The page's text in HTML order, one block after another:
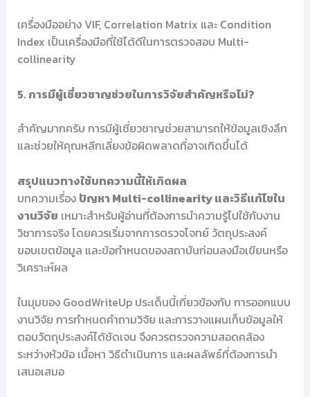
เครื่องมืออย่าง VIF, Correlation Matrix และ Condition
Index เป็นเครื่องมือที่ใช้ได้ดีในการตรวจสอบ Multi-
collinearity
5. การมีผู้เชี่ยวชาญช่วยในการวิจัยสำคัญหรือไม่?
สำคัญมากครับ การมีผู้เชี่ยวชาญช่วยสามารถให้ข้อมูลเชิงลึก
และช่วยให้คุณหลีกเลี่ยงข้อผิดพลาดที่อาจเกิดขึ้นได้
สรุปแนวทางใช้บทความนี้ให้เกิดผล
บทความเรื่อง ปัญหา Multi-collinearity และวิธีแก้ไขใน
งานวิจัย เหมาะสำหรับผู้อ่านที่ต้องการนำความรู้ไปใช้กับงาน
วิชาการจริง โดยควรเริ่มจากการตรวจโจทย์ วัตถุประสงค์
ขอบเขตข้อมูล และข้อกำหนดของสถาบันก่อนลงมือเขียนหรือ
วิเคราะห์ผล
ในมุมของ GoodWriteUp ประเด็นนี้เกี่ยวข้องกับ การออกแบบ
งานวิจัย การกำหนดคำถามวิจัย และการวางแผนเก็บข้อมูลให้
ตอบวัตถุประสงค์ได้ชัดเจน จึงควรตรวจความสอดคล้อง
ระหว่างหัวข้อ เนื้อหา วิธีดำเนินการ และผลลัพธ์ที่ต้องการนำ
เสนอเสมอ